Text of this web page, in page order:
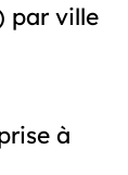
par ville
à